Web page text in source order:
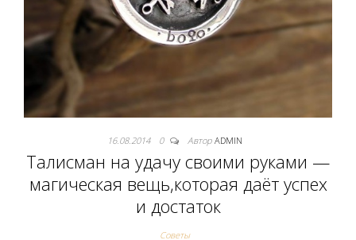
16.08.2014 0 Автор ADMIN
Талисман на удачу своими руками —
магическая вещь,которая даёт успех
и достаток
Советы